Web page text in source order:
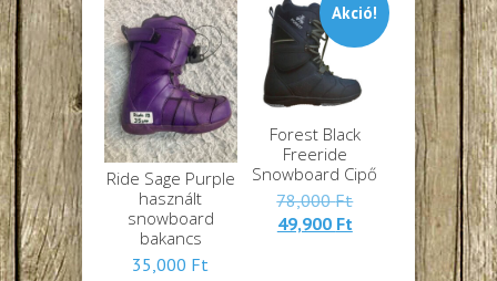
Ride Sage Purple
használt
snowboard
bakancs
35,000 Ft
Akció!
Forest Black
Freeride
Snowboard Cipő
78,000FtEredeti
78,000 Ft.
49,900 FtJelenlegi
49,900 Ft.